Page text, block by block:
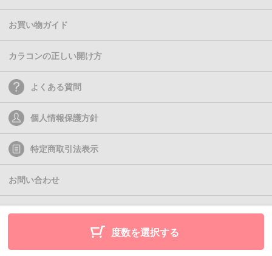
度数を選択する
お買い物ガイド
カラコンの正しい開け方
よくある質問
個人情報保護方針
特定商取引法表示
お問い合わせ
(C)2011- Queen Eyes